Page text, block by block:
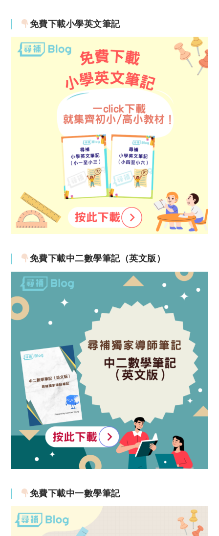
免費下載小學英文筆記
免費下載中二數學筆記（英文版）
免費下載中一數學筆記